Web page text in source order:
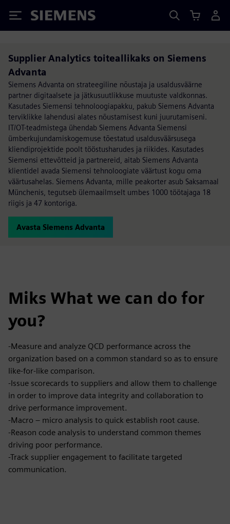
Siemens
Supplier Analytics toiteallikaks on Siemens
Advanta
Siemens Advanta on strateegiline nõustaja ja usaldusväärne
partner digitaalsete ja jätkusuutlikkuse muutuste valdkonnas.
Kasutades Siemensi tehnoloogiapakku, pakub Siemens Advanta
terviklikke lahendusi alates nõustamisest kuni juurutamiseni.
IT/OT-teadmistega ühendab Siemens Advanta Siemensi
ümberkujundamiskogemuse tõestatud usaldusväärsusega
kliendiprojektide poolt tööstusharudes ja riikides. Kasutades
Siemensi ettevõtteid ja partnereid, aitab Siemens Advanta
klientidel avada Siemensi tehnoloogiate väärtust kogu oma
väärtusahelas. Siemens Advanta, mille peakorter asub Saksamaal
Münchenis, tegutseb ülemaailmselt umbes 1000 töötajaga 18
riigis ja 47 kontoriga.
Avasta Siemens Advanta
Miks What we can do for
you?
-Measure and analyze QCD performance across the
organization based on a common standard so as to ensure
like-for-like comparison.
-Issue scorecards to suppliers and allow them to challenge
in order to improve data integrity and collaboration to
drive performance improvement.
-Macro – micro analysis to quick establish root cause.
-Reason code analysis to understand common themes
driving poor performance.
-Track supplier engagement to facilitate targeted
communication.